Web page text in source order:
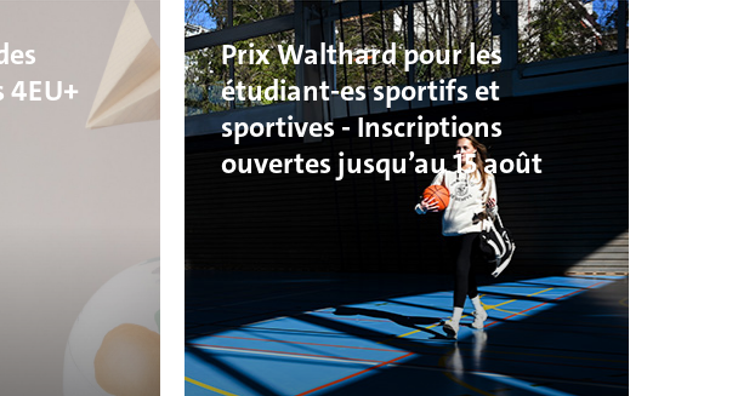
Prix Walthard pour les
étudiant-es sportifs et
sportives - Inscriptions
ouvertes jusqu’au 15 août